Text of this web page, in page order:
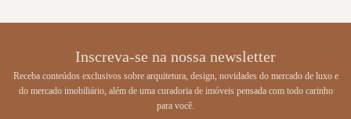
Inscreva-se na nossa newsletter
Receba conteúdos exclusivos sobre arquitetura, design, novidades do mercado de luxo e
do mercado imobiliário, além de uma curadoria de imóveis pensada com todo carinho
para você.